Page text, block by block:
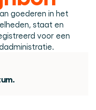
Handling Platform.
material handling.
werken met
logistieke
en sessies die we
nog aan de
goederen in het
staat en
voor een